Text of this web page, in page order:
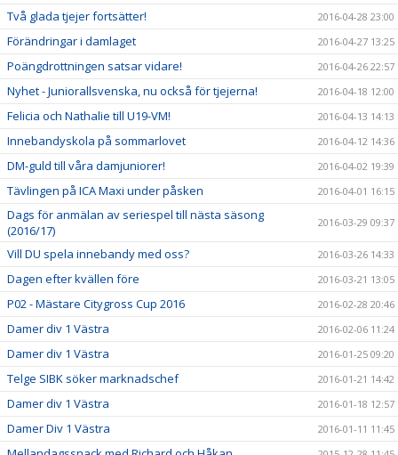
Två glada tjejer fortsätter! 2016-04-28 23:00
Förändringar i damlaget 2016-04-27 13:25
Poängdrottningen satsar vidare! 2016-04-26 22:57
Nyhet - Juniorallsvenska, nu också för tjejerna! 2016-04-18 12:00
Felicia och Nathalie till U19-VM! 2016-04-13 14:13
Innebandyskola på sommarlovet 2016-04-12 14:36
DM-guld till våra damjuniorer! 2016-04-02 19:39
Tävlingen på ICA Maxi under påsken 2016-04-01 16:15
Dags för anmälan av seriespel till nästa säsong
(2016/17)
2016-03-29 09:37
Vill DU spela innebandy med oss? 2016-03-26 14:33
Dagen efter kvällen före 2016-03-21 13:05
P02 - Mästare Citygross Cup 2016 2016-02-28 20:46
Damer div 1 Västra 2016-02-06 11:24
Damer div 1 Västra 2016-01-25 09:20
Telge SIBK söker marknadschef 2016-01-21 14:42
Damer div 1 Västra 2016-01-18 12:57
Damer Div 1 Västra 2016-01-11 11:45